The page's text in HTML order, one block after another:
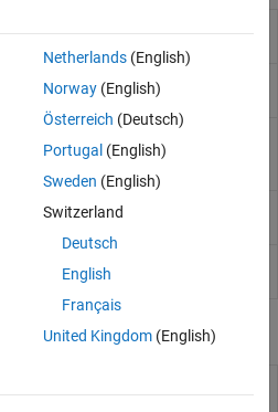
output port for subsystem or external
numeric type, and other attributes
units to specified allowed unit
file fromMicrosoftExcel
Netherlands(English)
Norway(English)
Österreich (Deutsch)
Portugal (English)
Sweden (English)
Switzerland
Deutsch
English
Français
United Kingdom(English)